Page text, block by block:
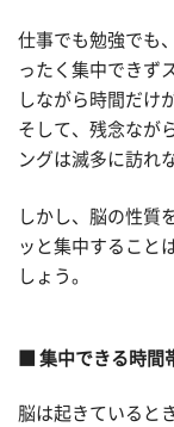
仕事でも勉強でも
ったく集中できず
しながら時間だけ
そして、残念なが
ングは滅多に訪れ
しかし、脳の性質
ッと集中すること
しょう。
■ 集中できる時間
脳は起きていると